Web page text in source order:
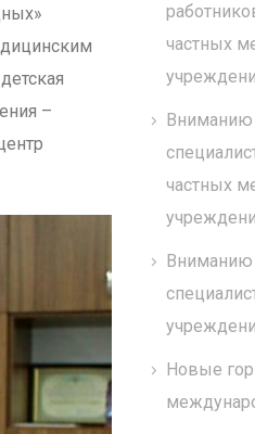
–
частных
Вниманию
частных
Вниманию
Новые